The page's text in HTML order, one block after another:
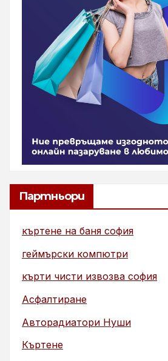
Партньори
къртене на баня софия
геймърски компютри
кърти чисти извозва софия
Асфалтиране
Авторадиатори Нуши
Къртене